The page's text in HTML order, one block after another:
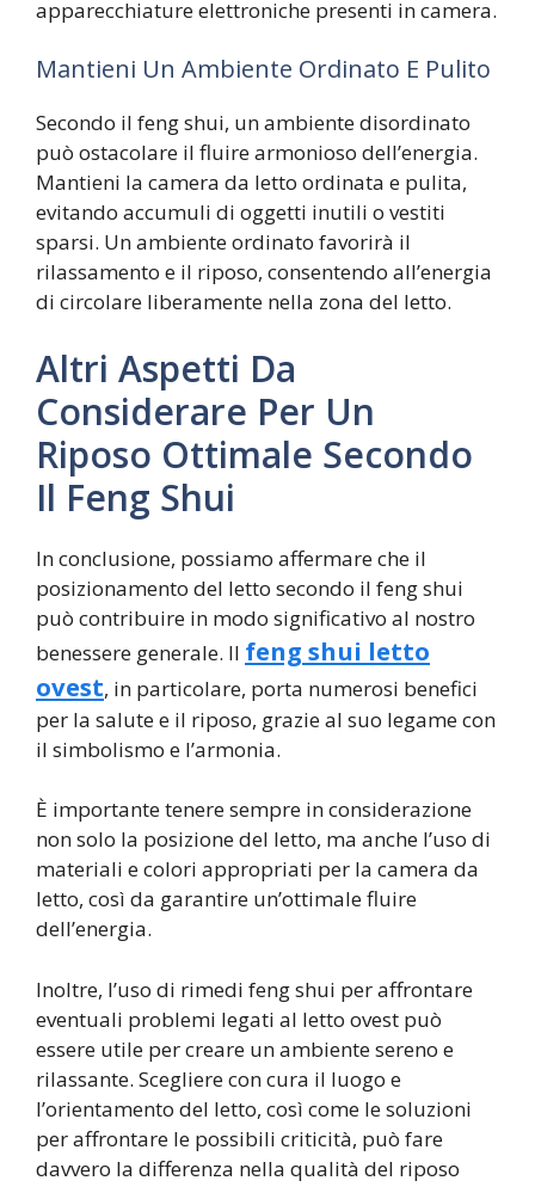
apparecchiature elettroniche presenti in camera.
Mantieni Un Ambiente Ordinato E Pulito
Secondo il feng shui, un ambiente disordinato
può ostacolare il fluire armonioso dell’energia.
Mantieni la camera da letto ordinata e pulita,
evitando accumuli di oggetti inutili o vestiti
sparsi. Un ambiente ordinato favorirà il
rilassamento e il riposo, consentendo all’energia
di circolare liberamente nella zona del letto.
Altri Aspetti Da
Considerare Per Un
Riposo Ottimale Secondo
Il Feng Shui
In conclusione, possiamo affermare che il
posizionamento del letto secondo il feng shui
può contribuire in modo significativo al nostro
benessere generale. Il feng shui letto
ovest, in particolare, porta numerosi benefici
per la salute e il riposo, grazie al suo legame con
il simbolismo e l’armonia.
È importante tenere sempre in considerazione
non solo la posizione del letto, ma anche l’uso di
materiali e colori appropriati per la camera da
letto, così da garantire un’ottimale fluire
dell’energia.
Inoltre, l’uso di rimedi feng shui per affrontare
eventuali problemi legati al letto ovest può
essere utile per creare un ambiente sereno e
rilassante. Scegliere con cura il luogo e
l’orientamento del letto, così come le soluzioni
per affrontare le possibili criticità, può fare
davvero la differenza nella qualità del riposo